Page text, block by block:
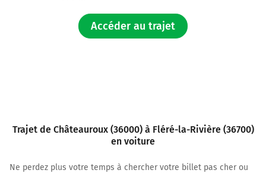
Tourner à droite sur Rue de la République et continuer
sur 190 mètres
Au rond-point, prendre la 4ème sortie sur D943 (Avenue
Charles de Gaulle) et continuer sur 270 mètres
Accéder au trajet
Trajet de Châteauroux (36000) à Fléré-la-Rivière (36700)
en voiture
Ne perdez plus votre temps à chercher votre billet pas cher ou